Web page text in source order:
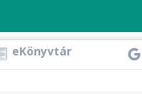
eKönyvtár